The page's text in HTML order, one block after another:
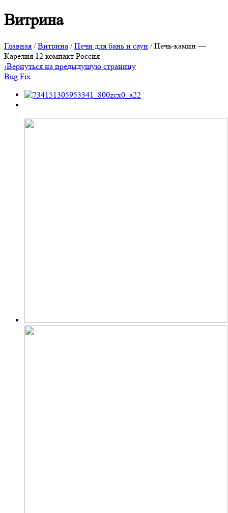
Витрина
Главная /Витрина /Печи для бань и саун / Печь-камин —
Карелия 12 компакт Россия
‹Вернуться на предыдущую страницу
Bug Fix